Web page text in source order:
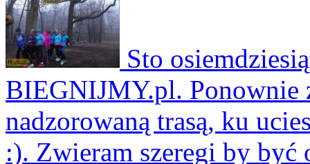
Sto
BIEGNIJMY.pl. Ponownie
nadzorowaną trasą, ku
:). Zwieram szeregi by być